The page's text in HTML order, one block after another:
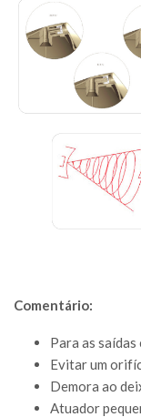
Comentário:
Para as
Evitar um
Demora ao
Atuador